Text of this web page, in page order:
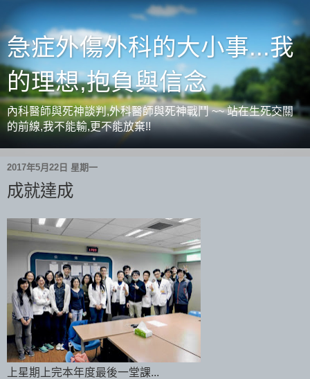
急症外傷外科的大小事...我
的理想,抱負與信念
內科醫師與死神談判,外科醫師與死神戰鬥 ~~ 站在生死交關
的前線,我不能輸,更不能放棄!!
2017年5月22日 星期一
成就達成
上星期上完本年度最後一堂課...